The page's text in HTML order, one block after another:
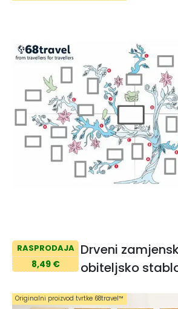
RASPRODAJA
8,49 €
Drveni
obiteljsko
Originalni proizvod tvrtke 68travel™️